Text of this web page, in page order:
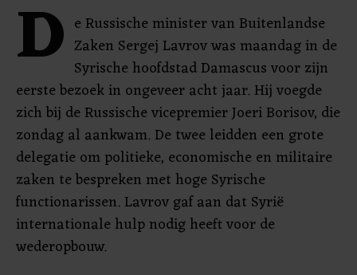
D e Russische minister van Buitenlandse
Zaken Sergej Lavrov was maandag in de
Syrische hoofdstad Damascus voor zijn
eerste bezoek in ongeveer acht jaar. Hij voegde
zich bij de Russische vicepremier Joeri Borisov, die
zondag al aankwam. De twee leidden een grote
delegatie om politieke, economische en militaire
zaken te bespreken met hoge Syrische
functionarissen. Lavrov gaf aan dat Syrië
internationale hulp nodig heeft voor de
wederopbouw.